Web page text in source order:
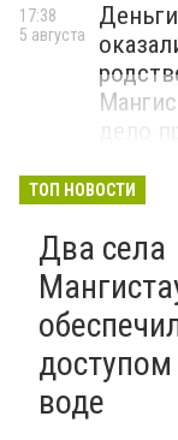
дело
17:38
5 августа
ТОП НОВОСТИ
Два села
воде